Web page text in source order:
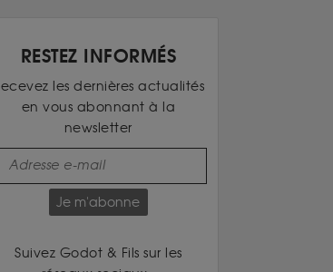
RESTEZ INFORMÉS
les dernières actualités
en vous abonnant à la
newsletter
Je m'abonne
Suivez Godot & Fils sur les